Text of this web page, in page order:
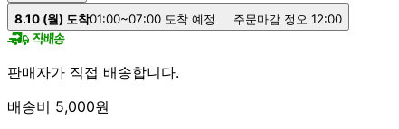
8.10 (월) 도착01:00~07:00 도착 예정 주문마감 정오 12:00
판매자가 직접 배송합니다.
배송비 5,000원